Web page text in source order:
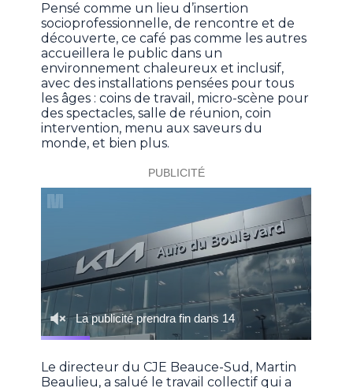
Pensé comme un lieu d’insertion
socioprofessionnelle, de rencontre et de
découverte, ce café pas comme les autres
accueillera le public dans un
environnement chaleureux et inclusif,
avec des installations pensées pour tous
les âges : coins de travail, micro-scène pour
des spectacles, salle de réunion, coin
intervention, menu aux saveurs du
monde, et bien plus.
Le directeur du CJE Beauce-Sud, Martin
Beaulieu, a salué le travail collectif qui a